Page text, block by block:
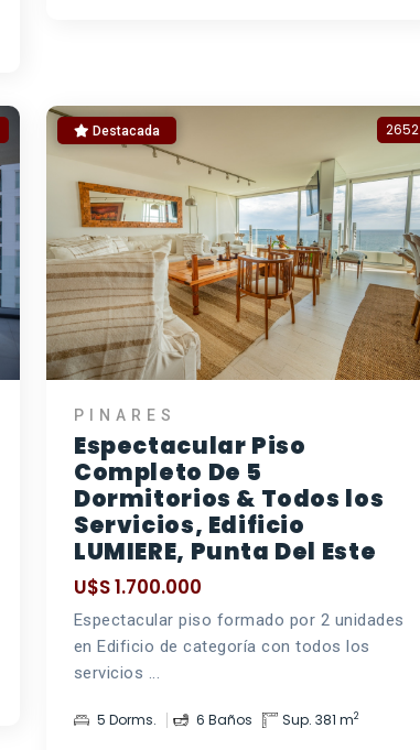
Destacada 2652
PINARES
Espectacular Piso
Completo De 5
Dormitorios & Todos los
Servicios, Edificio
LUMIERE, Punta Del Este
U$S 1.700.000
Espectacular piso formado por 2 unidades
en Edificio de categoría con todos los
servicios ...
5 Dorms. 6 Baños Sup. 381 m2